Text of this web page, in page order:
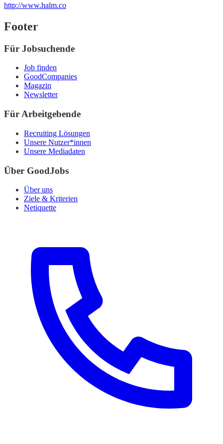
http://www.halm.co
Footer
Für Jobsuchende
Job finden
GoodCompanies
Magazin
Newsletter
Für Arbeitgebende
Recruiting Lösungen
Unsere Nutzer*innen
Unsere Mediadaten
Über GoodJobs
Über uns
Ziele & Kriterien
Netiquette